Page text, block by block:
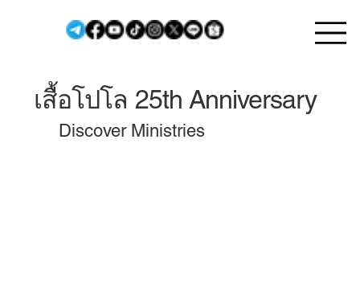
เสื้อโปโล 25th Anniversary
Discover Ministries